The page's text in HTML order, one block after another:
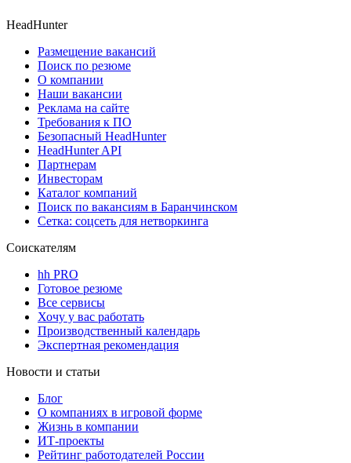
HeadHunter
Размещение вакансий
Поиск по резюме
О компании
Наши вакансии
Реклама на сайте
Требования к ПО
Безопасный HeadHunter
HeadHunter API
Партнерам
Инвесторам
Каталог компаний
Поиск по вакансиям в Баранчинском
Сетка: соцсеть для нетворкинга
Соискателям
hh PRO
Готовое резюме
Все сервисы
Хочу у вас работать
Производственный календарь
Экспертная рекомендация
Новости и статьи
Блог
О компаниях в игровой форме
Жизнь в компании
ИТ-проекты
Рейтинг работодателей России